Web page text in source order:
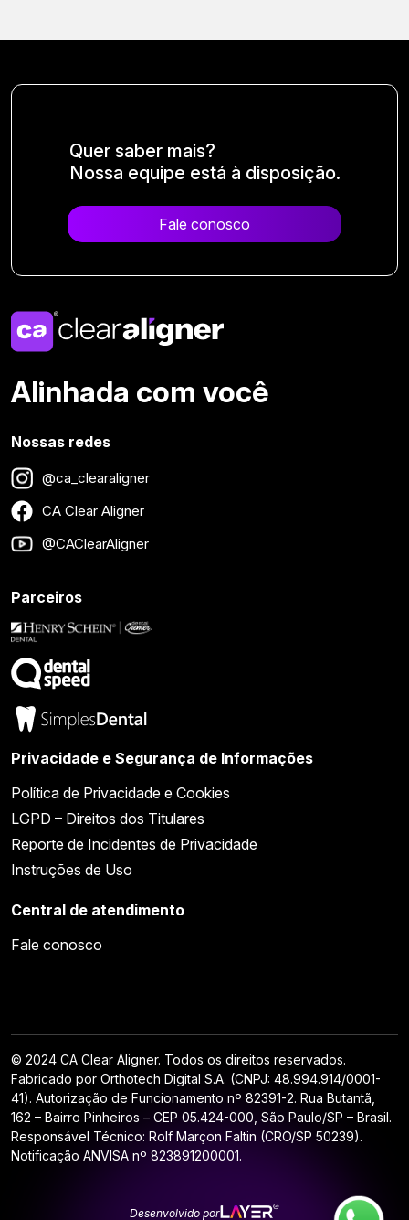
Quer saber mais?
Nossa equipe está à disposição.
Fale conosco
Alinhada com você
Nossas redes
@ca_clearaligner
CA Clear Aligner
@CAClearAligner
Parceiros
Privacidade e Segurança de Informações
Política de Privacidade e Cookies
LGPD – Direitos dos Titulares
Reporte de Incidentes de Privacidade
Instruções de Uso
Central de atendimento
Fale conosco
© 2024 CA Clear Aligner. Todos os direitos reservados.
Fabricado por Orthotech Digital S.A. (CNPJ: 48.994.914/0001-
41). Autorização de Funcionamento nº 82391-2. Rua Butantã,
162 – Bairro Pinheiros – CEP 05.424-000, São Paulo/SP – Brasil.
Responsável Técnico: Rolf Marçon Faltin (CRO/SP 50239).
Notificação ANVISA nº 823891200001.
Desenvolvido por